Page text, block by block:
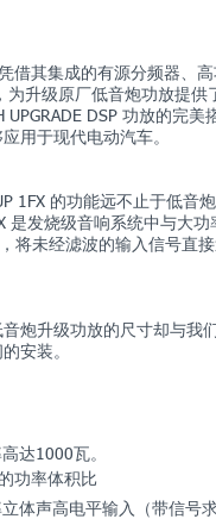
借其集成的有源分频器、
升级原厂低音炮功放提供
UPGRADE DSP 功放的完
用于现代电动汽车。
1FX 的功能远不止于低
是发烧级音响系统中与大
将未经滤波的输入信号直
炮升级功放的尺寸却与我
安装。
达1000瓦。
功率体积比
体声高电平输入（带信号